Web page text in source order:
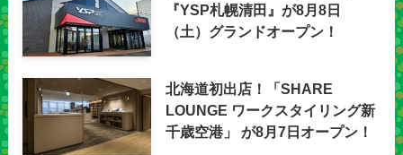
『YSP札幌清田』が8月8日
（土）グランドオープン！
北海道初出店！「SHARE
LOUNGE ワークスタイリング新
千歳空港」 が8月7日オープン！